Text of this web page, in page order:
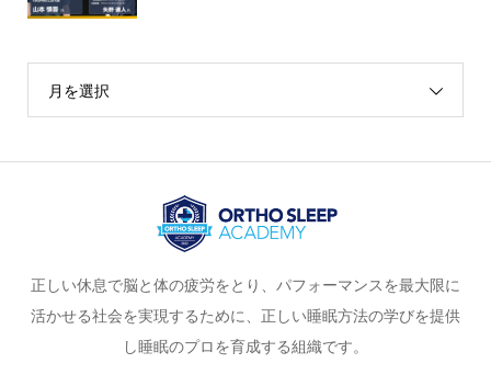
月を選択
正しい休息で脳と体の疲労をとり、パフォーマンスを最大限に
活かせる社会を実現するために、正しい睡眠方法の学びを提供
し睡眠のプロを育成する組織です。